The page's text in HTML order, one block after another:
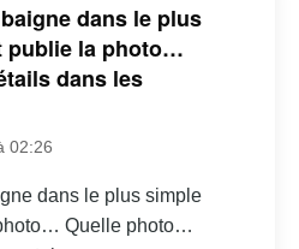
dans le plus
publie la photo…
dans les
02:26
dans le plus simple
Quelle photo…